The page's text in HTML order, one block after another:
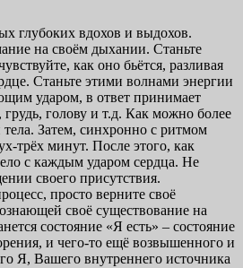
глубоких вдохов и выдохов.
на своём дыхании. Станьте
как оно бьётся, разливая
Станьте этими волнами энергии
ударом, в ответ принимает
голову и т.д. Как можно более
Затем, синхронно с ритмом
трёх минут. После этого, как
с каждым ударом сердца. Не
своего присутствия.
просто верните своё
своё существование на
состояние «Я есть» – состояние
и чего-то ещё возвышенного и
Я, Вашего внутреннего источника